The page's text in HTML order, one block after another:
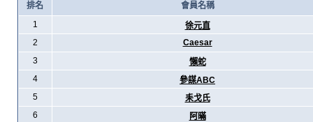
排名
會員名稱
1
徐元直
2
Caesar
3
懶蛇
4
參謀ABC
5
耒戈氏
6
阿暪